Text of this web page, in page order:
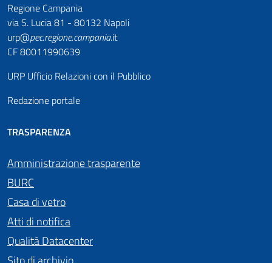
Regione Campania
via S. Lucia 81 - 80132 Napoli
urp@pec.regione.campania.it
CF 80011990639
URP Ufficio Relazioni con il Pubblico
Redazione portale
TRASPARENZA
Amministrazione trasparente
BURC
Casa di vetro
Atti di notifica
Qualità Datacenter